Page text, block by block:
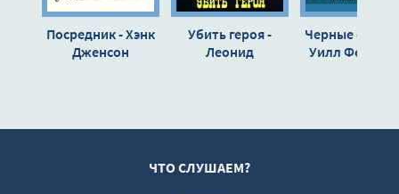
Посредник - Хэнк
Дженсон
Убить героя -
Леонид
Черные
Уилл
ЧТО СЛУШАЕМ?